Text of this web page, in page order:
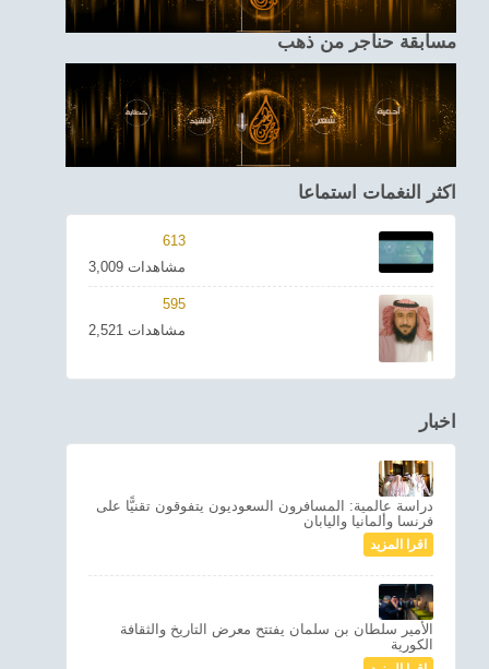
مسابقة حناجر من ذهب
اكثر النغمات استماعا
613
3,009 مشاهدات
595
2,521 مشاهدات
اخبار
دراسة عالمية: المسافرون السعوديون يتفوقون تقنيًّا على
فرنسا وألمانيا واليابان
اقرا المزيد
الأمير سلطان بن سلمان يفتتح معرض التاريخ والثقافة
الكورية